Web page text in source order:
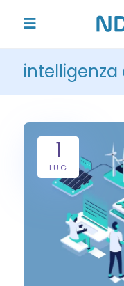
intelligenza
1
LUG